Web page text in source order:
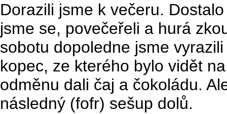
Dorazili jsme k večeru.
jsme se, povečeřeli a hurá
sobotu dopoledne jsme
kopec, ze kterého bylo vidět
odměnu dali čaj a čokoládu.
následný (fofr) sešup dolů.